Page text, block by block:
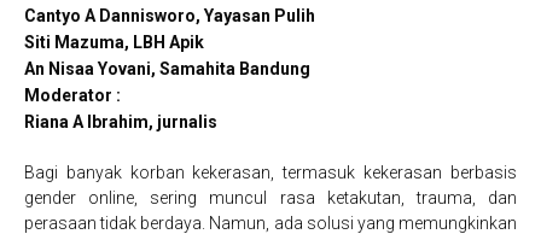
Cantyo A Dannisworo, Yayasan Pulih
Siti Mazuma, LBH Apik
An Nisaa Yovani, Samahita Bandung
Moderator :
Riana A Ibrahim, jurnalis
Bagi banyak korban kekerasan, termasuk kekerasan berbasis
gender online, sering muncul rasa ketakutan, trauma, dan
perasaan tidak berdaya. Namun, ada solusi yang memungkinkan